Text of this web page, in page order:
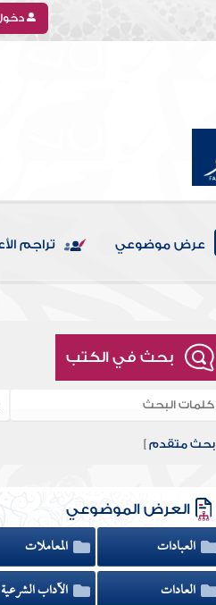
عرض موضوعي تراجم
بحث في الكتب
[بحث متقدم ]
العرض الموضوعي
العبادات
المعاملات
العادات
الآداب الشرعية